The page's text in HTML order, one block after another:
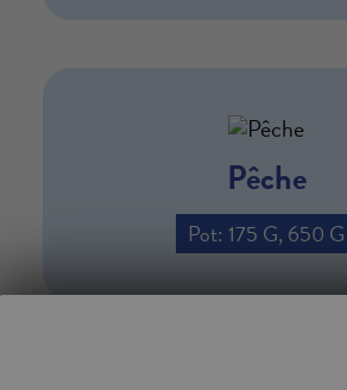
Pêche
Pot: 175 G, 650 G